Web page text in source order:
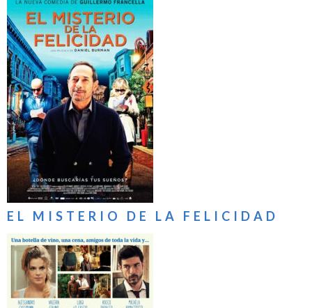
EL MISTERIO DE LA FELICIDAD